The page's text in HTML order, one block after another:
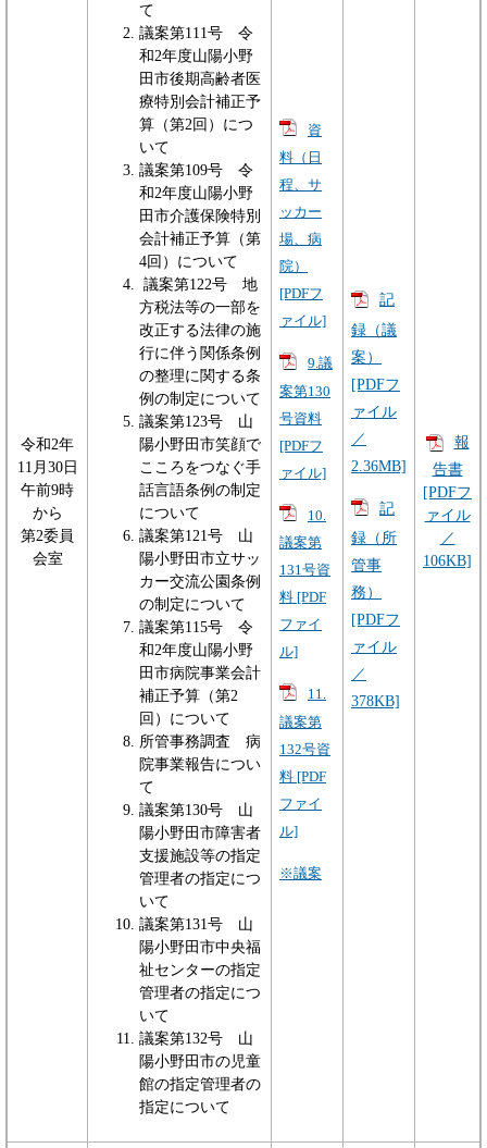
令和2年
11月30日
午前9時
から
第2委員
会室
て
議案第111号 令
和2年度山陽小野
田市後期高齢者医
療特別会計補正予
算（第2回）につ
いて
議案第109号 令
和2年度山陽小野
田市介護保険特別
会計補正予算（第
4回）について
議案第122号 地
方税法等の一部を
改正する法律の施
行に伴う関係条例
の整理に関する条
例の制定について
議案第123号 山
陽小野田市笑顔で
こころをつなぐ手
話言語条例の制定
について
議案第121号 山
陽小野田市立サッ
カー交流公園条例
の制定について
議案第115号 令
和2年度山陽小野
田市病院事業会計
補正予算（第2
回）について
所管事務調査 病
院事業報告につい
て
議案第130号 山
陽小野田市障害者
支援施設等の指定
管理者の指定につ
いて
議案第131号 山
陽小野田市中央福
祉センターの指定
管理者の指定につ
いて
議案第132号 山
陽小野田市の児童
館の指定管理者の
指定について
資
料（日
程、サ
ッカー
場、病
院）
[PDFフ
ァイル]
9.議
案第130
号資料
[PDFフ
ァイル]
10.
議案第
131号資
料 [PDF
ファイ
ル]
11.
議案第
132号資
料 [PDF
ファイ
ル]
※議案
記
録（議
案）
[PDFフ
ァイル
／
2.36MB]
記
録（所
管事
務）
[PDFフ
ァイル
／
378KB]
報
告書
[PDFフ
ァイル
／
106KB]